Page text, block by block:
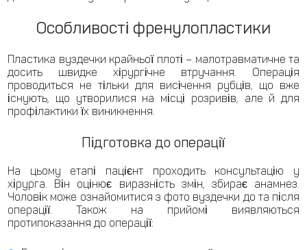
Особливості френулопластики
Пластика вуздечки крайньої плоті – малотравматичне та
досить швидке хірургічне втручання. Операція
проводиться не тільки для висічення рубців, що вже
існують, що утворилися на місці розривів, але й для
профілактики їх виникнення.
Підготовка до операції
На цьому етапі пацієнт проходить консультацію у
хірурга. Він оцінює виразність змін, збирає анамнез.
Чоловік може ознайомитися з фото вуздечки до та після
операції. Також на прийомі виявляються
протипоказання до операції: